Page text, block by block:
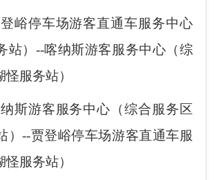
停车场游客直通车服务中心
站）--喀纳斯游客服务中心（综
服务站）
游客服务中心（综合服务区
）--贾登峪停车场游客直通车服
服务站）